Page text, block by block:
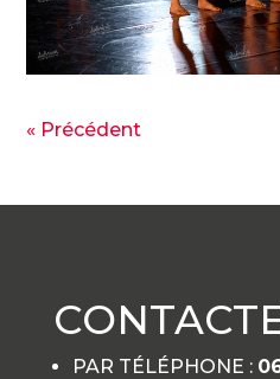
« Précédent
PAR TÉLÉPHONE :